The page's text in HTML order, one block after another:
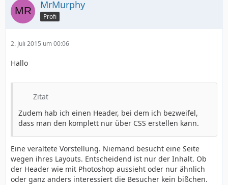
MrMurphy
Profi
2. Juli 2015 um 00:06
Hallo
Zitat
Zudem hab ich einen Header, bei dem ich bezweifel,
dass man den komplett nur über CSS erstellen kann.
Eine veraltete Vorstellung. Niemand besucht eine Seite
wegen ihres Layouts. Entscheidend ist nur der Inhalt. Ob
der Header wie mit Photoshop aussieht oder nur ähnlich
oder ganz anders interessiert die Besucher kein bißchen.